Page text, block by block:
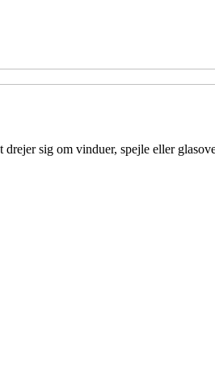
sig om vinduer, spejle eller